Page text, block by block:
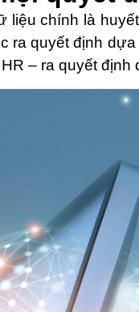
chính là
ra quyết định
– ra quyết định